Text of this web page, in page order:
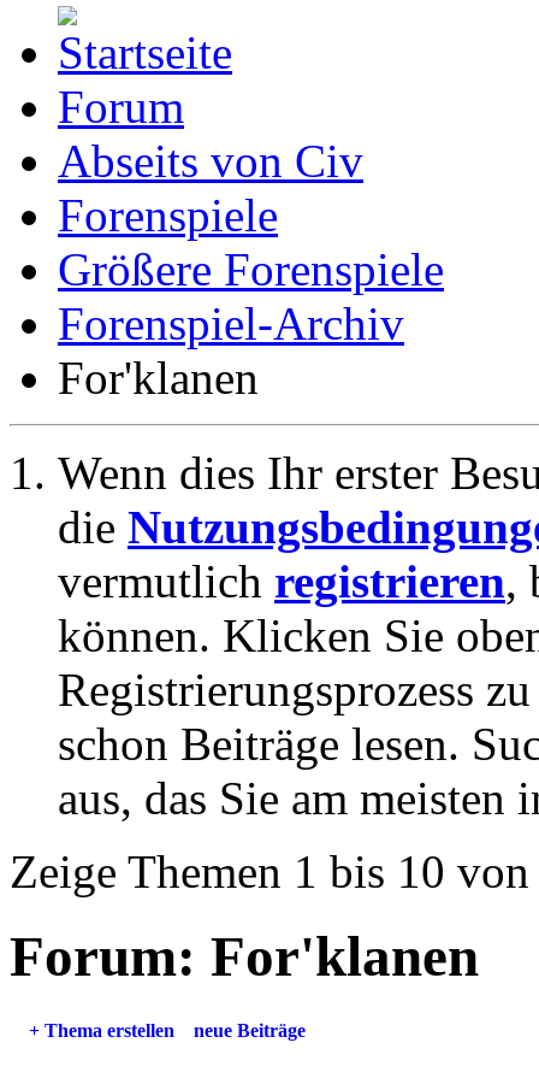
Forum
Abseits von Civ
Forenspiele
Größere Forenspiele
Forenspiel-Archiv
For'klanen
Wenn dies Ihr erster
die
vermutlich registrieren,
können. Klicken Sie
Registrierungsprozess
schon Beiträge lesen.
aus, das Sie am meisten
Zeige Themen 1 bis 10
Forum: For'klanen
+ Thema erstellen neue Beiträge